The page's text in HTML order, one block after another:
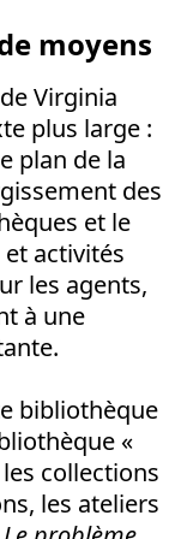
moyens
Virginia
plus large :
plan de la
des
et le
activités
les agents,
à une
bibliothèque
«
collections
les ateliers